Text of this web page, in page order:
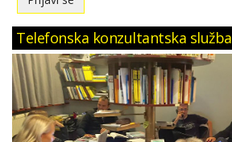
Telefonska konzultantska služba